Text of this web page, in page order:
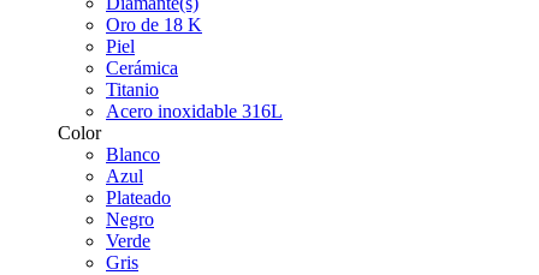
Oro de 18 K
Piel
Cerámica
Titanio
Acero inoxidable 316L
Color
Blanco
Azul
Plateado
Negro
Verde
Gris